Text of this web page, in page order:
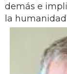
demás e
la